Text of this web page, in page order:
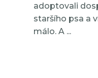
adoptovali
staršího psa a
málo. A ...